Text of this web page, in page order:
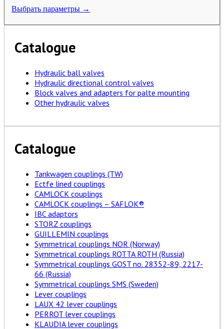
Выбрать параметры →
Catalogue
Hydraulic ball valves
Hydraulic directional control valves
Block valves and adapters for palte mounting
Other hydraulic valves
Catalogue
Tankwagen couplings (TW)
Ectfe lined couplings
CAMLOCK couplings
CAMLOCK couplings – SAFLOK®
IBC adaptors
STORZ couplings
GUILLEMIN couplings
Symmetrical couplings NOR (Norway)
Symmetrical couplings ROTTA ROTH (Russia)
Symmetrical couplings GOST no. 28352-89, 2217-
66 (Russia)
Symmetrical couplings SMS (Sweden)
Lever couplings
LAUX 42 lever couplings
PERROT lever couplings
KLAUDIA lever couplings